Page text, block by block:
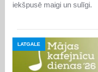
iekšpusē maigi un sulīgi.
LATGALE